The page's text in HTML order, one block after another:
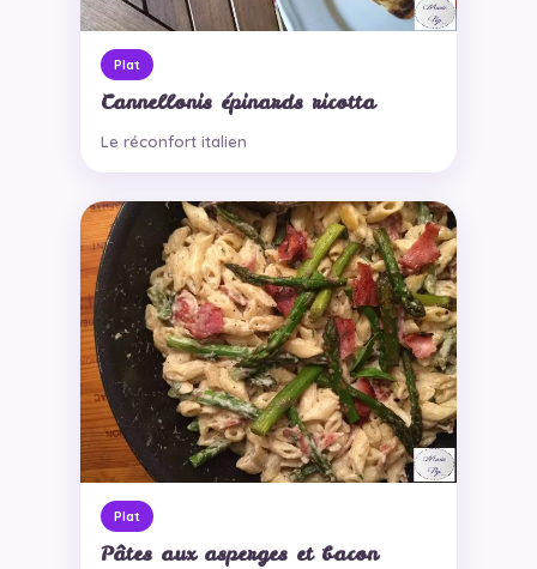
Plat
Cannellonis épinards ricotta
Le réconfort italien
Plat
Pâtes aux asperges et bacon